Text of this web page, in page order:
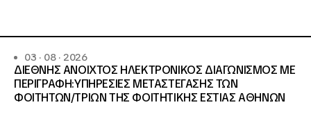
03 · 08 · 2026
ΔΙΕΘΝΗΣ ΑΝΟΙΧΤΟΣ ΗΛΕΚΤΡΟΝΙΚΟΣ ΔΙΑΓΩΝΙΣΜΟΣ ΜΕ
ΠΕΡΙΓΡΑΦΗ:ΥΠΗΡΕΣΙΕΣ METAΣΤΕΓΑΣΗΣ ΤΩΝ
ΦΟΙΤΗΤΩΝ/ΤΡΙΩΝ ΤΗΣ ΦΟΙΤΗΤΙΚΗΣ ΕΣΤΙΑΣ ΑΘΗΝΩΝ